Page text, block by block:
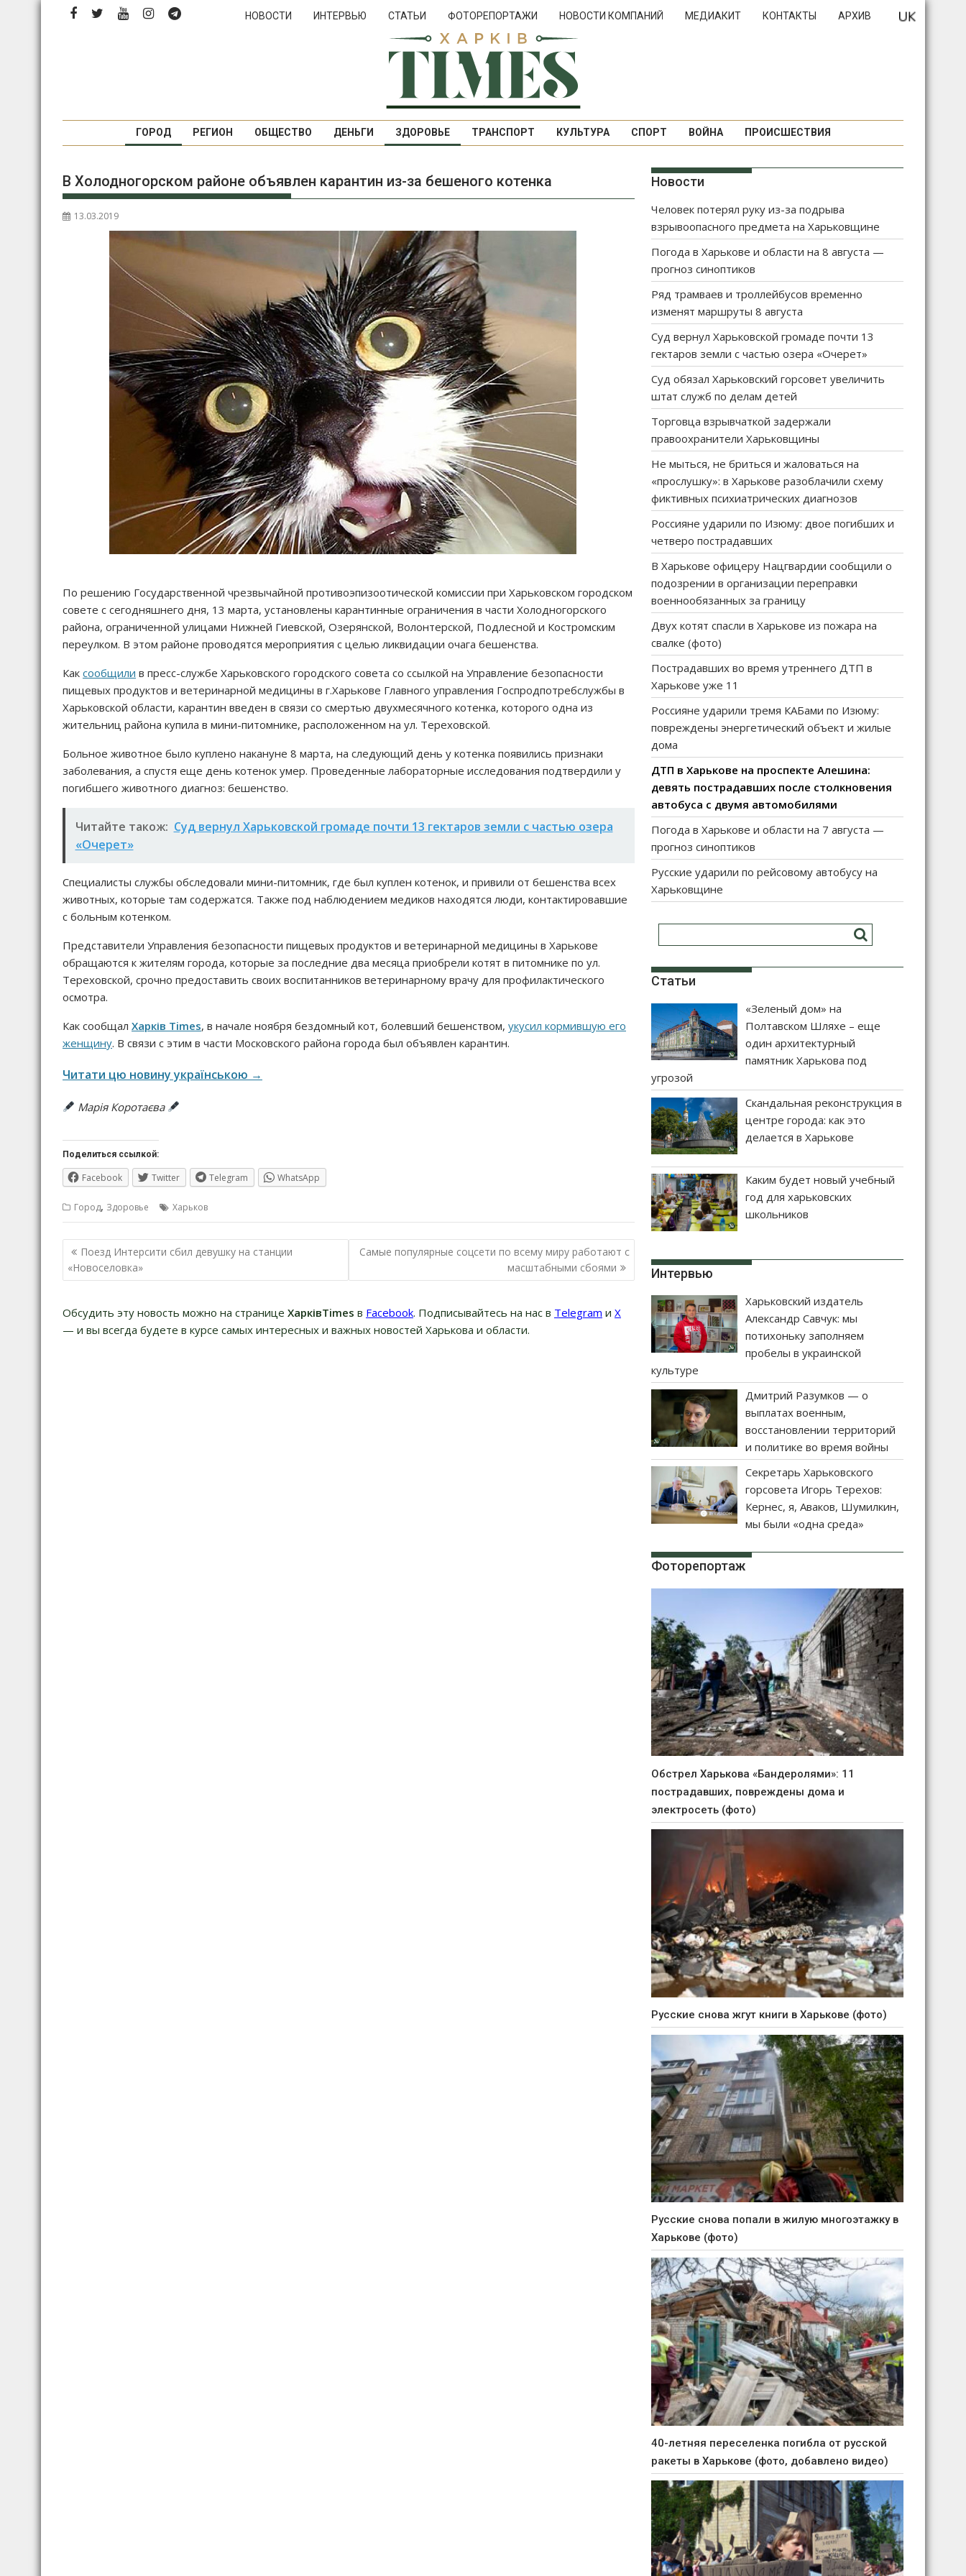
Перейти
НОВОСТИ ИНТЕРВЬЮ СТАТЬИ ФОТОРЕПОРТАЖИ НОВОСТИ КОМПАНИЙ МЕДИАКИТ КОНТАКТЫ АРХИВ
ГОРОД РЕГИОН ОБЩЕСТВО ДЕНЬГИ ЗДОРОВЬЕ ТРАНСПОРТ КУЛЬТУРА СПОРТ ВОЙНА ПРОИСШЕСТВИЯ
В Холодногорском районе объявлен карантин из-за бешеного котенка
13.03.2019
По решению Государственной чрезвычайной противоэпизоотической комиссии при Харьковском городском
совете с сегодняшнего дня, 13 марта, установлены карантинные ограничения в части Холодногорского
района, ограниченной улицами Нижней Гиевской, Озерянской, Волонтерской, Подлесной и Костромским
переулком. В этом районе проводятся мероприятия с целью ликвидации очага бешенства.
Как сообщили в пресс-службе Харьковского городского совета со ссылкой на Управление безопасности
пищевых продуктов и ветеринарной медицины в г.Харькове Главного управления Госпродпотребслужбы в
Харьковской области, карантин введен в связи со смертью двухмесячного котенка, которого одна из
жительниц района купила в мини-питомнике, расположенном на ул. Тереховской.
Больное животное было куплено накануне 8 марта, на следующий день у котенка появились признаки
заболевания, а спустя еще день котенок умер. Проведенные лабораторные исследования подтвердили у
погибшего животного диагноз: бешенство.
Читайте також: Суд вернул Харьковской громаде почти 13 гектаров земли с частью озера
«Очерет»
Специалисты службы обследовали мини-питомник, где был куплен котенок, и привили от бешенства всех
животных, которые там содержатся. Также под наблюдением медиков находятся люди, контактировавшие
с больным котенком.
Представители Управления безопасности пищевых продуктов и ветеринарной медицины в Харькове
обращаются к жителям города, которые за последние два месяца приобрели котят в питомнике по ул.
Тереховской, срочно предоставить своих воспитанников ветеринарному врачу для профилактического
осмотра.
Как сообщал Харків Times, в начале ноября бездомный кот, болевший бешенством, укусил кормившую его
женщину. В связи с этим в части Московского района города был объявлен карантин.
Читати цю новину українською →
Марія Коротаєва
Поделиться ссылкой:
Facebook Twitter Telegram WhatsApp
Город, Здоровье Харьков
Навигация
по
записям
Поезд Интерсити сбил девушку на станции
«Новоселовка»
Самые популярные соцсети по всему миру работают с
масштабными сбоями
Обсудить эту новость можно на странице ХарківTimes в Facebook. Подписывайтесь на нас в Telegram и Х
— и вы всегда будете в курсе самых интересных и важных новостей Харькова и области.
Новости
Человек потерял руку из-за подрыва
взрывоопасного предмета на Харьковщине
Погода в Харькове и области на 8 августа —
прогноз синоптиков
Ряд трамваев и троллейбусов временно
изменят маршруты 8 августа
Суд вернул Харьковской громаде почти 13
гектаров земли с частью озера «Очерет»
Суд обязал Харьковский горсовет увеличить
штат служб по делам детей
Торговца взрывчаткой задержали
правоохранители Харьковщины
Не мыться, не бриться и жаловаться на
«прослушку»: в Харькове разоблачили схему
фиктивных психиатрических диагнозов
Россияне ударили по Изюму: двое погибших и
четверо пострадавших
В Харькове офицеру Нацгвардии сообщили о
подозрении в организации переправки
военнообязанных за границу
Двух котят спасли в Харькове из пожара на
свалке (фото)
Пострадавших во время утреннего ДТП в
Харькове уже 11
Россияне ударили тремя КАБами по Изюму:
повреждены энергетический объект и жилые
дома
ДТП в Харькове на проспекте Алешина:
девять пострадавших после столкновения
автобуса с двумя автомобилями
Погода в Харькове и области на 7 августа —
прогноз синоптиков
Русские ударили по рейсовому автобусу на
Харьковщине
Статьи
«Зеленый дом» на
Полтавском Шляхе – еще
один архитектурный
памятник Харькова под
угрозой
Скандальная реконструкция в
центре города: как это
делается в Харькове
Каким будет новый учебный
год для харьковских
школьников
Интервью
Харьковский издатель
Александр Савчук: мы
потихоньку заполняем
пробелы в украинской
культуре
Дмитрий Разумков — о
выплатах военным,
восстановлении территорий
и политике во время войны
Секретарь Харьковского
горсовета Игорь Терехов:
Кернес, я, Аваков, Шумилкин,
мы были «одна среда»
Фоторепортаж
Обстрел Харькова «Бандеролями»: 11
пострадавших, повреждены дома и
электросеть (фото)
Русские снова жгут книги в Харькове (фото)
Русские снова попали в жилую многоэтажку в
Харькове (фото)
40-летняя переселенка погибла от русской
ракеты в Харькове (фото, добавлено видео)